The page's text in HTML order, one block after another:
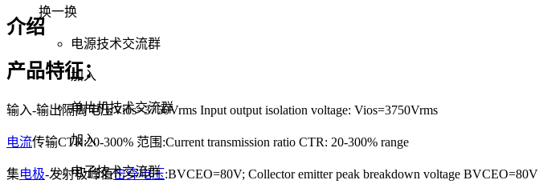
介绍
产品特征：
输入-输出隔离电压Vios=3750Vrms Input output isolation voltage: Vios=3750Vrms
电流传输CTR:20-300% 范围:Current transmission ratio CTR: 20-300% range
集电极-发射极峰值击穿电压:BVCEO=80V; Collector emitter peak breakdown voltage BVCEO=80V
换一换
电源技术交流群
加入
单片机技术交流群
加入
电子技术交流群